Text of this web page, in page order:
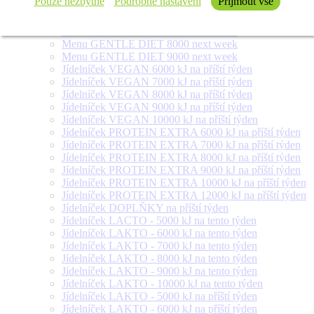
Menu FOR DIABETICS 300 g next week
Menu GENTLE DIET 8000 next week
Menu GENTLE DIET 9000 next week
Jídelníček VEGAN 6000 kJ na příští týden
Jídelníček VEGAN 7000 kJ na příští týden
Jídelníček VEGAN 8000 kJ na příští týden
Jídelníček VEGAN 9000 kJ na příští týden
Jídelníček VEGAN 10000 kJ na příští týden
Jídelníček PROTEIN EXTRA 6000 kJ na příští týden
Jídelníček PROTEIN EXTRA 7000 kJ na příští týden
Jídelníček PROTEIN EXTRA 8000 kJ na příští týden
Jídelníček PROTEIN EXTRA 9000 kJ na příští týden
Jídelníček PROTEIN EXTRA 10000 kJ na příští týden
Jídelníček PROTEIN EXTRA 12000 kJ na příští týden
Jídelníček DOPLŇKY na příští týden
Jídelníček LACTO - 5000 kJ na tento týden
Jídelníček LAKTO - 6000 kJ na tento týden
Jídelníček LAKTO - 7000 kJ na tento týden
Jídelníček LAKTO - 8000 kJ na tento týden
Jídelníček LAKTO - 9000 kJ na tento týden
Jídelníček LAKTO - 10000 kJ na tento týden
Jídelníček LAKTO - 5000 kJ na příští týden
Jídelníček LAKTO - 6000 kJ na příští týden